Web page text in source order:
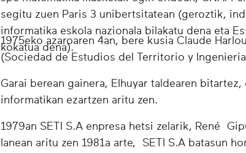
segitu zuen Paris 3 unibertsitatean (geroztik,
informatika eskola nazionala bilakatu dena eta
kokatua dena).
1975eko azaroaren 4an, bere kusia Claude
(Sociedad de Estudios del Territorio y
Garai berean gainera, Elhuyar taldearen
informatikan ezartzen aritu zen.
1979an SETI S.A enpresa hetsi zelarik, René
lanean aritu zen 1981a arte, SETI S.A batasun